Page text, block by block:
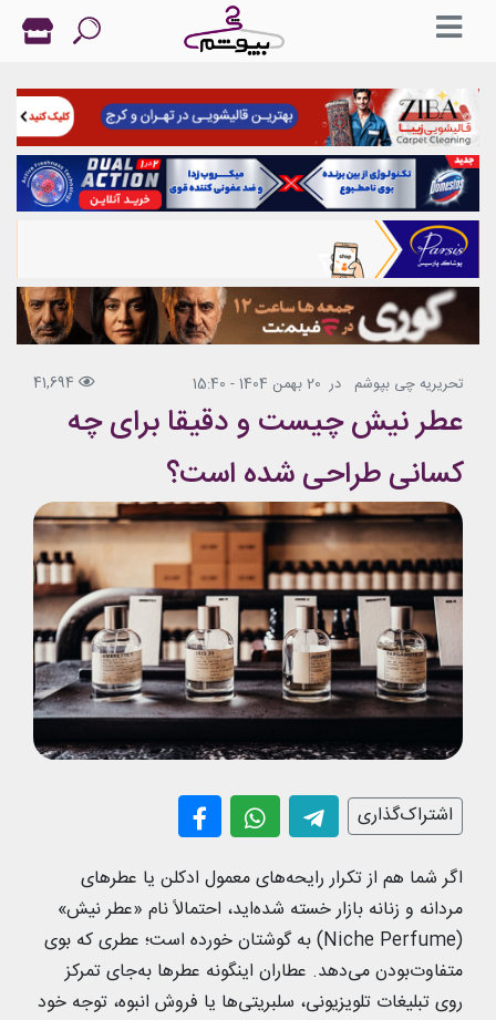
تحریریه چی بپوشم در 20 بهمن 1404 - 15:40 41,694
عطر نیش چیست و دقیقا برای چه
کسانی طراحی شده است؟
اشتراک‌گذاری
اگر شما هم از تکرار رایحه‌های معمول ادکلن یا عطرهای
مردانه و زنانه بازار خسته شده‌اید، احتمالاً نام «عطر نیش»
(Niche Perfume) به گوشتان خورده است؛ عطری که بوی
متفاوت‌‌بودن می‌دهد. عطاران اینگونه عطرها به‌‌جای تمرکز
روی تبلیغات تلویزیونی، سلبریتی‌ها یا فروش انبوه، توجه خود